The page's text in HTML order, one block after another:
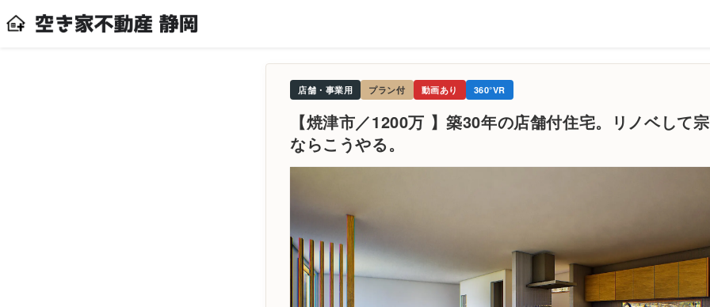
店舗・事業用 プラン付 動画あり 360°VR
【焼津市／1200万 】築30年の店舗付住宅。リノベして
ならこうやる。